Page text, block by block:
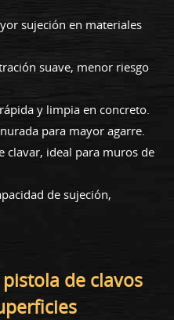
sujeción en materiales
suave, menor riesgo
y limpia en concreto.
para mayor agarre.
clavar, ideal para muros de
de sujeción,
de clavos